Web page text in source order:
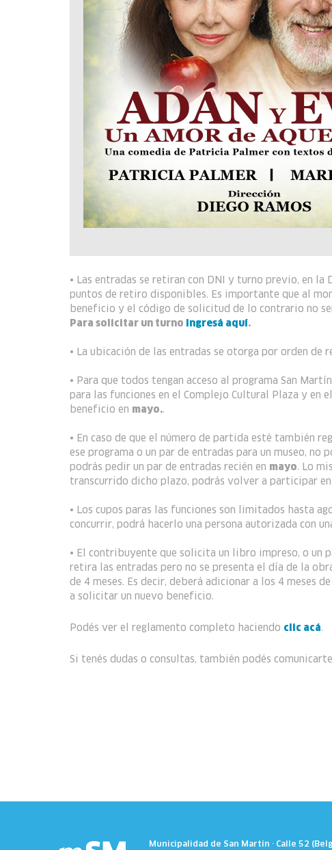
• Las entradas se retiran con DNI y turno previo, en la
puntos de retiro disponibles. Es importante que al
beneficio y el código de solicitud de lo contrario no
Para solicitar un turno ingresá aquí.
• La ubicación de las entradas se otorga por orden de
• Para que todos tengan acceso al programa San
para las funciones en el Complejo Cultural Plaza y en
beneficio en mayo..
• En caso de que el número de partida esté también
ese programa o un par de entradas para un museo,
podrás pedir un par de entradas recién en mayo. Lo
transcurrido dicho plazo, podrás volver a participar en
• Los cupos paras las funciones son limitados hasta
concurrir, podrá hacerlo una persona autorizada con
• El contribuyente que solicita un libro impreso, o un
retira las entradas pero no se presenta el día de la
de 4 meses. Es decir, deberá adicionar a los 4 meses
a solicitar un nuevo beneficio.
Podés ver el reglamento completo haciendo clic acá.
Si tenés dudas o consultas, también podés
Municipalidad de San Martín · Calle 52